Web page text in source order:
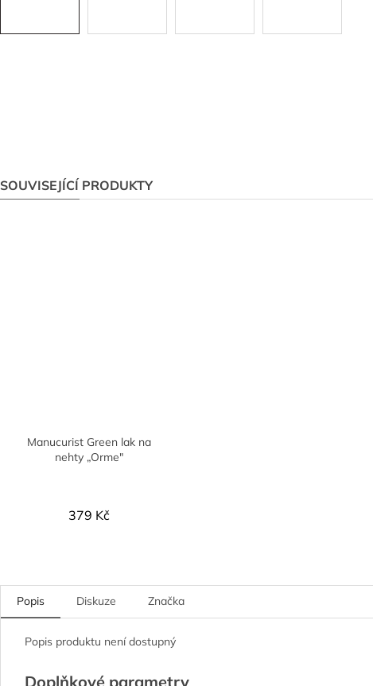
SOUVISEJÍCÍ PRODUKTY
Manucurist Green lak na
nehty „Orme"
379 Kč
Popis Diskuze Značka
Popis produktu není dostupný
Doplňkové parametry